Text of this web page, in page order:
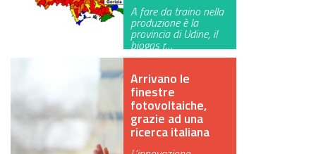
A fare da traino nella
produzione è la
provincia di Udine, il
biogas r…
Arrivano le
finestre
fotovoltaiche,
grazie ad una
ricerca italiana